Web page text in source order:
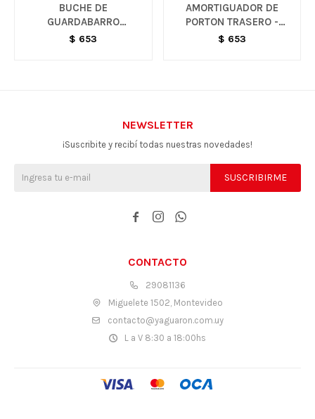
BUCHE DE
GUARDABARRO
DELANTERO IZQUIERDO
$ 653
AMORTIGUADOR DE
PORTON TRASERO -
AGILE
$ 653
CONTACTO
29081136
Miguelete 1502, Montevideo
contacto@yaguaron.com.uy
L a V 8:30 a 18:00hs
NEWSLETTER
¡Suscribite y recibí todas nuestras novedades!
SUSCRIBIRME
  